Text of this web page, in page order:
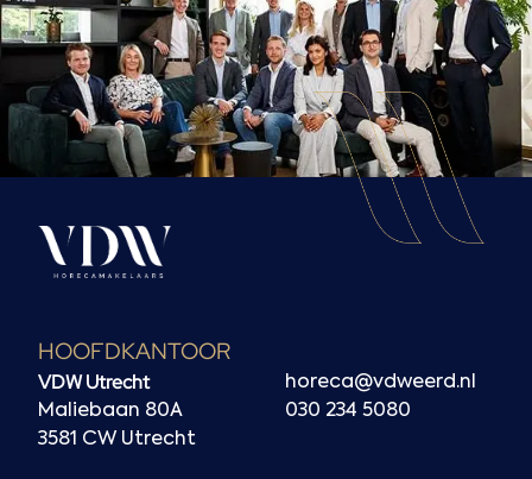
HOOFDKANTOOR
VDW Utrecht
Maliebaan 80A
3581 CW Utrecht
horeca@vdweerd.nl
030 234 5080